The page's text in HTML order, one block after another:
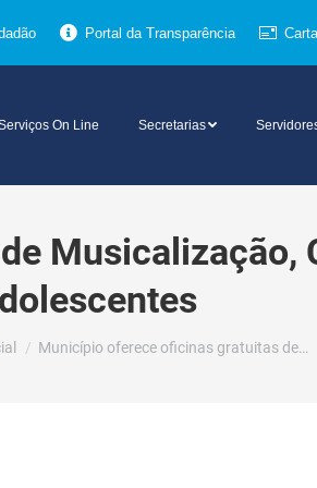
Portal da Transparência
On Line Secretarias
Musicalização,
Município oferece oficinas gratuitas de…